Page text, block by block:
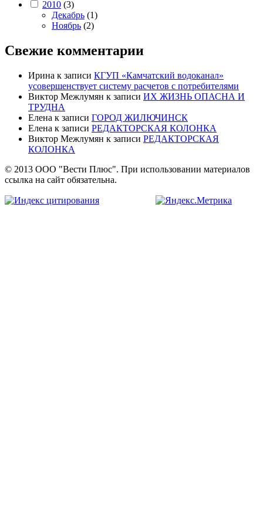
2010 (3)
Декабрь (1)
Ноябрь (2)
Свежие комментарии
Ирина к записи КГУП «Камчатский водоканал»
усовершенствует систему расчетов с потребителями
Виктор Межлумян к записи ИХ ЖИЗНЬ ОПАСНА И
ТРУДНА
Елена к записи ГОРОД ЖИЛЮЧИНСК
Елена к записи РЕДАКТОРСКАЯ КОЛОНКА
Виктор Межлумян к записи РЕДАКТОРСКАЯ
КОЛОНКА
© 2013 ООО "Вести Плюс". При использовании материалов
ссылка на сайт обязательна.